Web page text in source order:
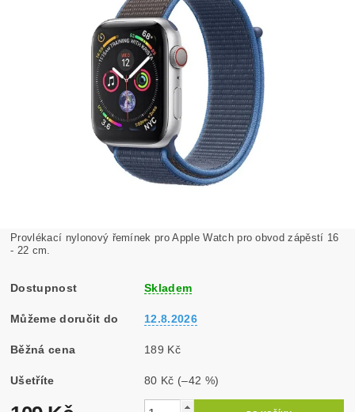
Provlékací nylonový řemínek pro Apple Watch pro obvod zápěstí 16
- 22 cm.
Dostupnost Skladem
Můžeme doručit do 12.8.2026
Běžná cena 189 Kč
Ušetříte 80 Kč (–42 %)